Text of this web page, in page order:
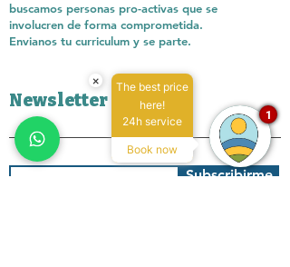
buscamos personas pro-activas que se
involucren de forma comprometida.
Envianos tu curriculum y se parte.
Newsletter
Subscribirme
×
The best price
here!
24h service
Book now
1